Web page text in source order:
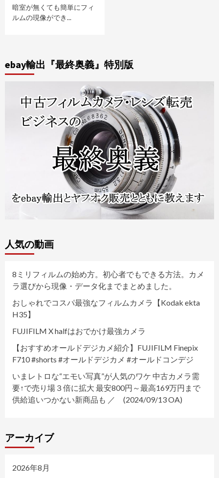
暗室が無くても簡単にフィ
ルムの現像ができ...
ebay輸出『最終奥義』特別版
人気の動画
8ミリフィルムの始め方。初心者でもできる方法。カメ
ラ選びから現像・データ化までまとめました。
おしゃれでコスパ最強なフィルムカメラ【Kodak ekta
H35】
FUJIFILM X halfはおでかけ最強カメラ
【おすすめオールドデジカメ紹介】FUJIFILM Finepix
F710 #shorts #オールドデジカメ #オールドコンデジ
いまレトロな“エモい写真”が人気のワケ 中古カメラ需
要↑で売り場３倍に拡大 最安800円～最高169万円まで
供給追いつかない新商品も ／ (2024/09/13 OA)
アーカイブ
2026年8月